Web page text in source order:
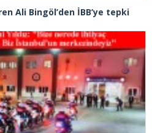
Ali Bingöl’den İBB’ye tepki